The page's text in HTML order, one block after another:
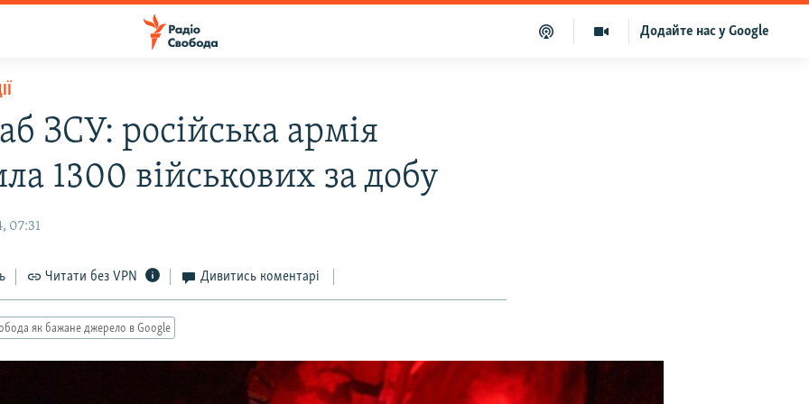
Додайте нас у Google
ЗСУ: російська армія
1300 військових за добу
07:31
Читати без VPN Дивитись коментарі
як бажане джерело в Google